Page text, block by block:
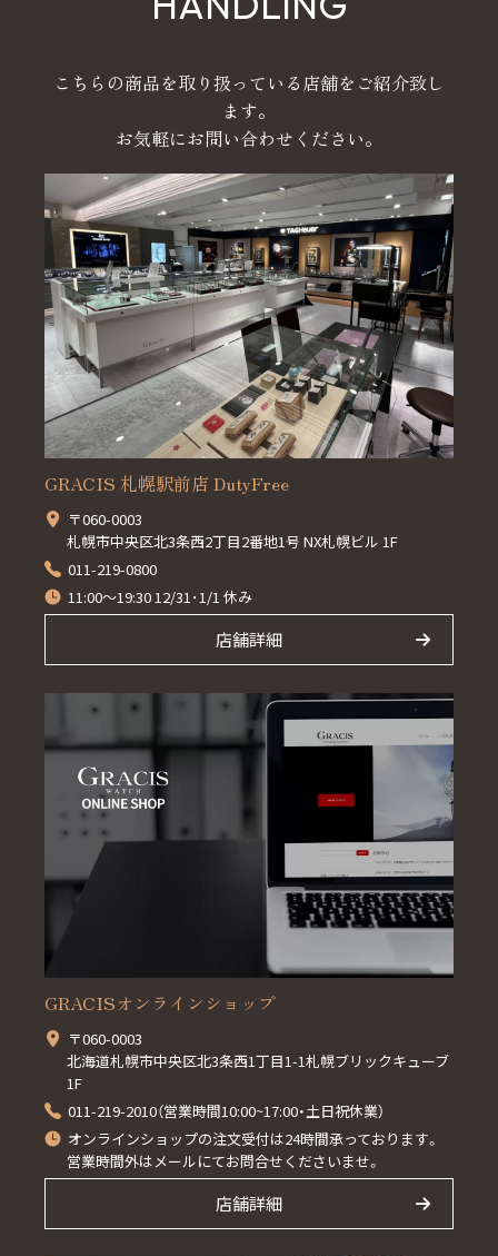
こちらの商品を取り扱っている店舗をご紹介致し
ます。
お気軽にお問い合わせください。
GRACIS 札幌駅前店 DutyFree
〒060-0003
札幌市中央区北3条西2丁目2番地1号 NX札幌ビル 1F
011-219-0800
11:00～19:30 12/31･1/1 休み
店舗詳細
GRACISオンラインショップ
〒060-0003
北海道札幌市中央区北3条西1丁目1-1札幌ブリックキューブ
1F
011-219-2010（営業時間10:00~17:00・土日祝休業）
オンラインショップの注文受付は24時間承っております。
営業時間外はメールにてお問合せくださいませ。
店舗詳細